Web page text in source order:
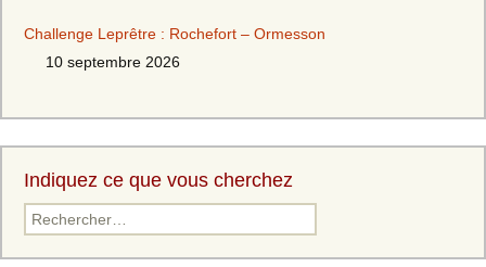
Challenge Leprêtre : Rochefort – Ormesson
10 septembre 2026
Indiquez ce que vous cherchez